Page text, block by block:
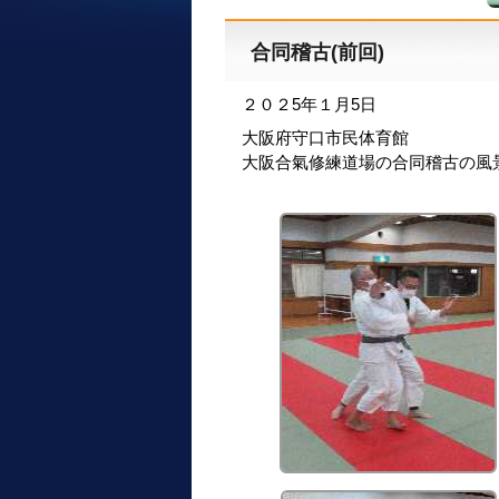
合同稽古(前回)
２０２5年１月5日
大阪府守口市民体育館
大阪合氣修練道場の合同稽古の風